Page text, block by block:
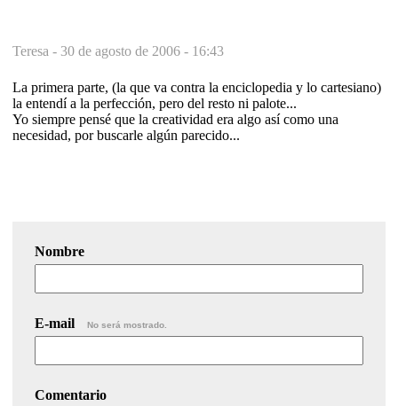
Teresa - 30 de agosto de 2006 - 16:43
La primera parte, (la que va contra la enciclopedia y lo cartesiano)
la entendí a la perfección, pero del resto ni palote...
Yo siempre pensé que la creatividad era algo así como una
necesidad, por buscarle algún parecido...
Nombre
E-mail No será mostrado.
Comentario